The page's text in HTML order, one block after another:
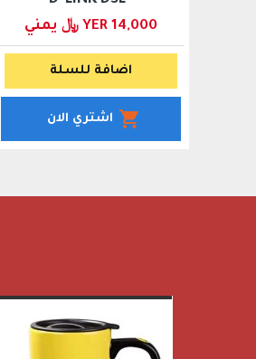
YER 14,000 ﷼ يمني
اضافة للسلة
اشتري الان